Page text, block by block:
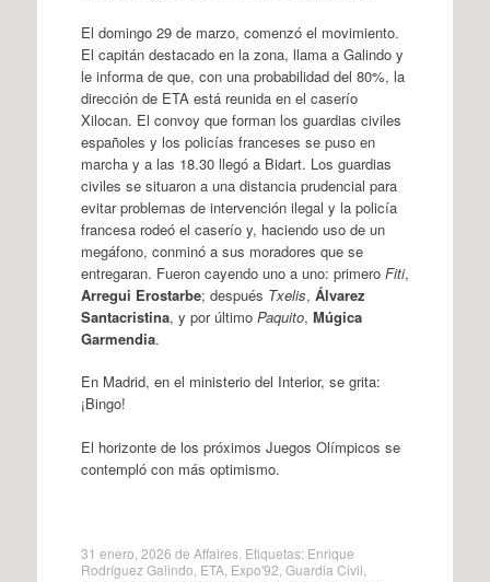
El domingo 29 de marzo, comenzó el movimiento.
El capitán destacado en la zona, llama a Galindo y
le informa de que, con una probabilidad del 80%, la
dirección de ETA está reunida en el caserío
Xilocan. El convoy que forman los guardias civiles
españoles y los policías franceses se puso en
marcha y a las 18.30 llegó a Bidart. Los guardias
civiles se situaron a una distancia prudencial para
evitar problemas de intervención ilegal y la policía
francesa rodeó el caserío y, haciendo uso de un
megáfono, conminó a sus moradores que se
entregaran. Fueron cayendo uno a uno: primero Fiti,
Arregui Erostarbe; después Txelis, Álvarez
Santacristina, y por último Paquito, Múgica
Garmendia.
En Madrid, en el ministerio del Interior, se grita:
¡Bingo!
El horizonte de los próximos Juegos Olímpicos se
contempló con más optimismo.
31 enero, 2026 de Affaires. Etiquetas: Enrique
Rodríguez Galindo ETA, Expo'92 Guardia Civil